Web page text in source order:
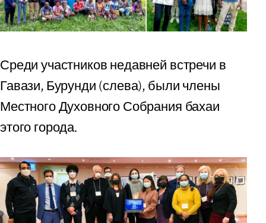
Среди участников недавней встречи в
Гавази, Бурунди (слева), были члены
Местного Духовного Собрания бахаи
этого города.